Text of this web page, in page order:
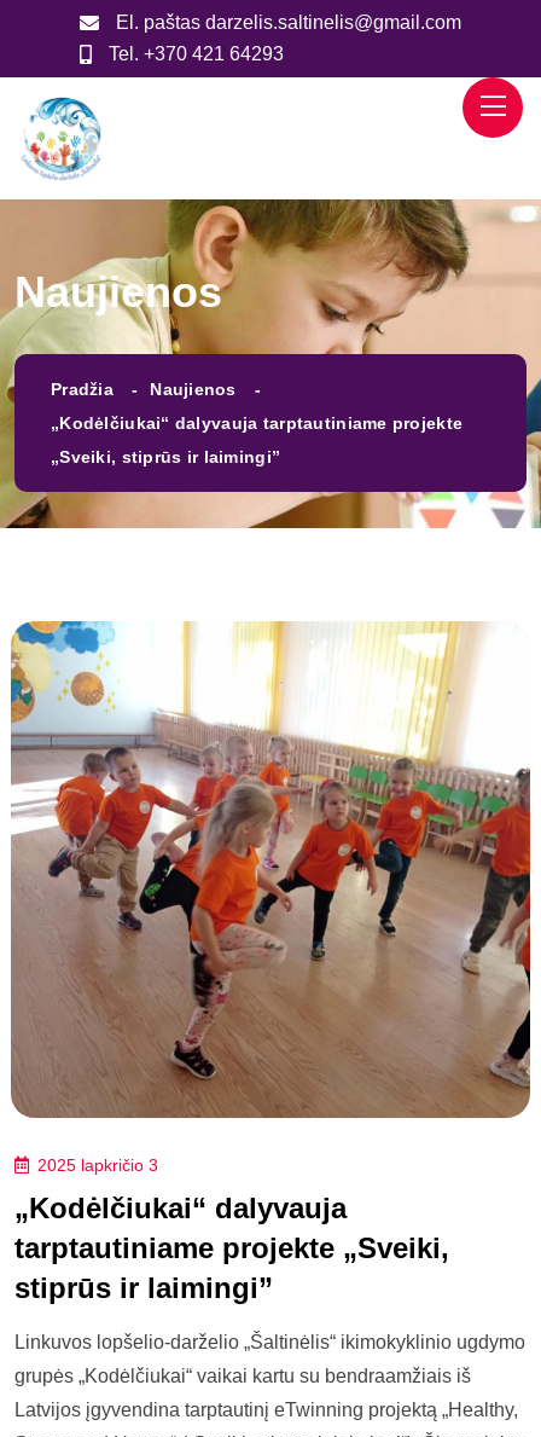
El. paštas darzelis.saltinelis@gmail.com
Tel. +370 421 64293
Naujienos
Pradžia
Naujienos
„Kodėlčiukai“ dalyvauja tarptautiniame projekte
„Sveiki, stiprūs ir laimingi”
2025 lapkričio 3
„Kodėlčiukai“ dalyvauja
tarptautiniame projekte „Sveiki,
stiprūs ir laimingi”
Linkuvos lopšelio-darželio „Šaltinėlis“ ikimokyklinio ugdymo
grupės „Kodėlčiukai“ vaikai kartu su bendraamžiais iš
Latvijos įgyvendina tarptautinį eTwinning projektą „Healthy,